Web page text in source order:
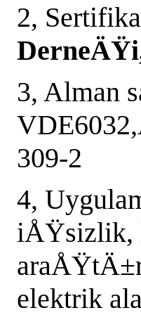
2,
3, Alman
309-2
4,
iÅŸsizlik,
elektrik